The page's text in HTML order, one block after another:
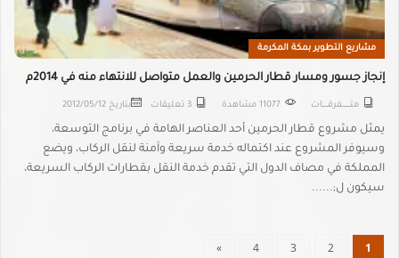
مشاريع التطوير بمكة المكرمة
إنجاز جسور ومسار قطار الحرمين والعمل متواصل للانتهاء منه في 2014م
متـــــــــفرقــــــات 11077 مشاهدة 3 تعليقات بتاريخ 2012/05/12
يمثل مشروع قطار الحرمين أحد العناصر الهامة في برنامج التوسعة،
وسيوفر المشروع عند اكتماله خدمة سريعة وآمنة لنقل الركاب، ويضع
المملكة في مصاف الدول التي تقدم خدمة النقل بقطارات الركاب السريعة،
سيكون ل;......
1
2
3
4
»